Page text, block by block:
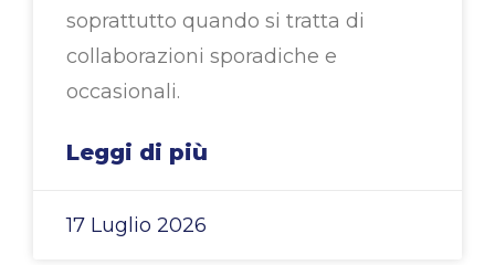
soprattutto quando si tratta di
collaborazioni sporadiche e
occasionali.
Leggi di più
17 Luglio 2026